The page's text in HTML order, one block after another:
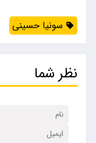
​ سونیا حسینی
نظر شما